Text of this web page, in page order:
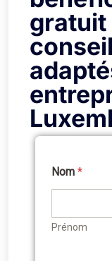
gratuit
É
c
i
v
Nom *
Prénom